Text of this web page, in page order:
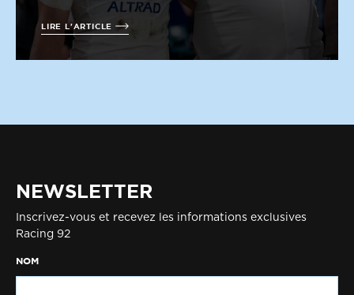
LIRE L'ARTICLE
NEWSLETTER
Inscrivez-vous et recevez les informations exclusives
Racing 92
NOM